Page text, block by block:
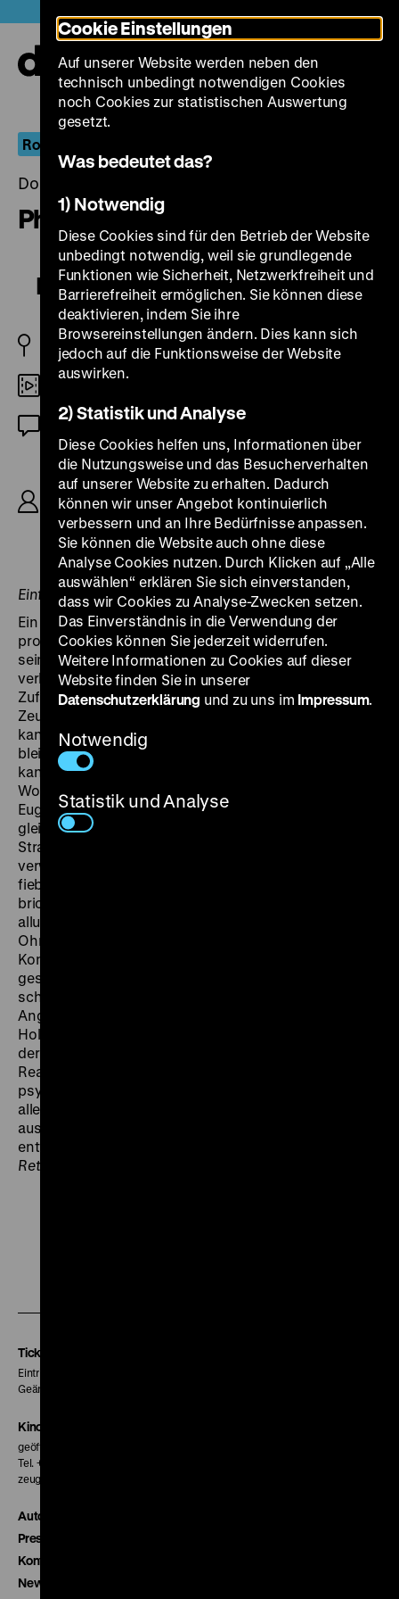
zum
Seiteninhalt
springen
Robert Siodmak
Donnerstag, 24. April 2014, 20.00 - 00.00 Uhr
Phantom Lady
Phantom Lady
USA 1944
OF
R: Robert Siodmak, B: Bernard C. Schoenfeld
nach dem gleichnamigen Roman von Cornell
Woolrich, K: Woody Bredell, M: Hans J. Salter, D:
Franchot Tone, Ella Raines, Alan Curtis, Aurora
Miranda, 86‘
Einführung: Norbert Grob
Ein in visueller wie narrativer Hinsicht geradezu
prototypischer Film Noir: Ein Mann wird verdächtigt,
seine Frau ermordet zu haben. Doch den Abend
verbrachte der Ehemann mit einer
Zufallsbekanntschaft, die sich nun als die einzige
Zeugin erweist, welche ihn vor der Todesstrafe retten
kann. Die mysteriöse Frau, die „Phantom Lady“, aber
bleibt spurlos verschwunden. Kein anderer Zeuge
kann oder will sich an sie erinnern. Kameramann
Woody Bredell erschafft unter der Anleitung von
Eugen Schüfftan ein so düster-realistisches wie
gleißend-künstliches New York, voll von dunklen
Straßen, Bars, U-Bahnhöfen, Kellern und
verwahrlosten Räumen, unterstützt von einem
fiebrigen Jazz-Score. Hinter der Fassade des Alltags
bricht eine abgründige Welt der Amoralität auf, eine
allumfassende Atmosphäre der Bedrohung, Angst und
Ohnmacht bemächtigt sich der Figuren. „Die
Konstellation, die der Film Noir eröffnete, war wie
geschaffen für Siodmak. (…) Sein Kino war immer
schon fixiert auf die Schattenseiten des Alltags, auf
Angst, Bedrohung und Schrecken, lange vor
Hollywood und den vierziger Jahren ist er ein Erzähler
der Krisen, der Dunkelheiten. Jene Mischung aus
Realismus und expressionistischem Pathos, aus
psychologischer Genauigkeit und Phantasmagorie,
alles, was die Anziehungskraft des Film Noir
ausmachte, war in seinen Filmen ansatzweise
entwickelt.“ (Karl Prümm in
Retrospektive 1998
Tickets
Eintritt 5 €
Geänderte Preise sind im Programm vermerkt.
Kinokasse
geöffnet 30 Minuten vor Beginn der ersten Vorstellung
Tel. + 49 30 20304-770
zeughauskino@dhm.de
Autor*innen
Presse
Kontakt
Newsletter
Cookie Einstellungen
Auf unserer Website werden neben den
technisch unbedingt notwendigen Cookies
noch Cookies zur statistischen Auswertung
gesetzt.
Was bedeutet das?
1) Notwendig
Diese Cookies sind für den Betrieb der Website
unbedingt notwendig, weil sie grundlegende
Funktionen wie Sicherheit, Netzwerkfreiheit und
Barrierefreiheit ermöglichen. Sie können diese
deaktivieren, indem Sie ihre
Browsereinstellungen ändern. Dies kann sich
jedoch auf die Funktionsweise der Website
auswirken.
2) Statistik und Analyse
Diese Cookies helfen uns, Informationen über
die Nutzungsweise und das Besucherverhalten
auf unserer Website zu erhalten. Dadurch
können wir unser Angebot kontinuierlich
verbessern und an Ihre Bedürfnisse anpassen.
Sie können die Website auch ohne diese
Analyse Cookies nutzen. Durch Klicken auf „Alle
auswählen“ erklären Sie sich einverstanden,
dass wir Cookies zu Analyse-Zwecken setzen.
Das Einverständnis in die Verwendung der
Cookies können Sie jederzeit widerrufen.
Weitere Informationen zu Cookies auf dieser
Website finden Sie in unserer
Datenschutzerklärung und zu uns im Impressum.
Notwendig
Statistik und Analyse